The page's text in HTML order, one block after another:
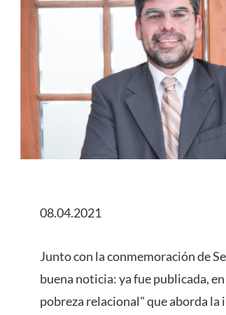
08.04.2021
Junto con la conmemoración de
buena noticia: ya fue publicada,
pobreza relacional" queaborda la